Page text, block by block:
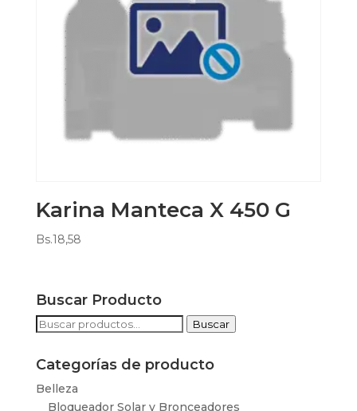
Karina Manteca X 450 G
Bs.18,58
Buscar Producto
Buscar
Buscar
Categorías de producto
Belleza
Bloqueador Solar y Bronceadores